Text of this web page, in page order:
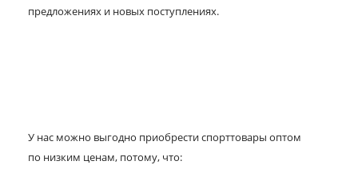
предложениях и новых поступлениях.
У нас можно выгодно приобрести спорттовары оптом
по низким ценам, потому, что: